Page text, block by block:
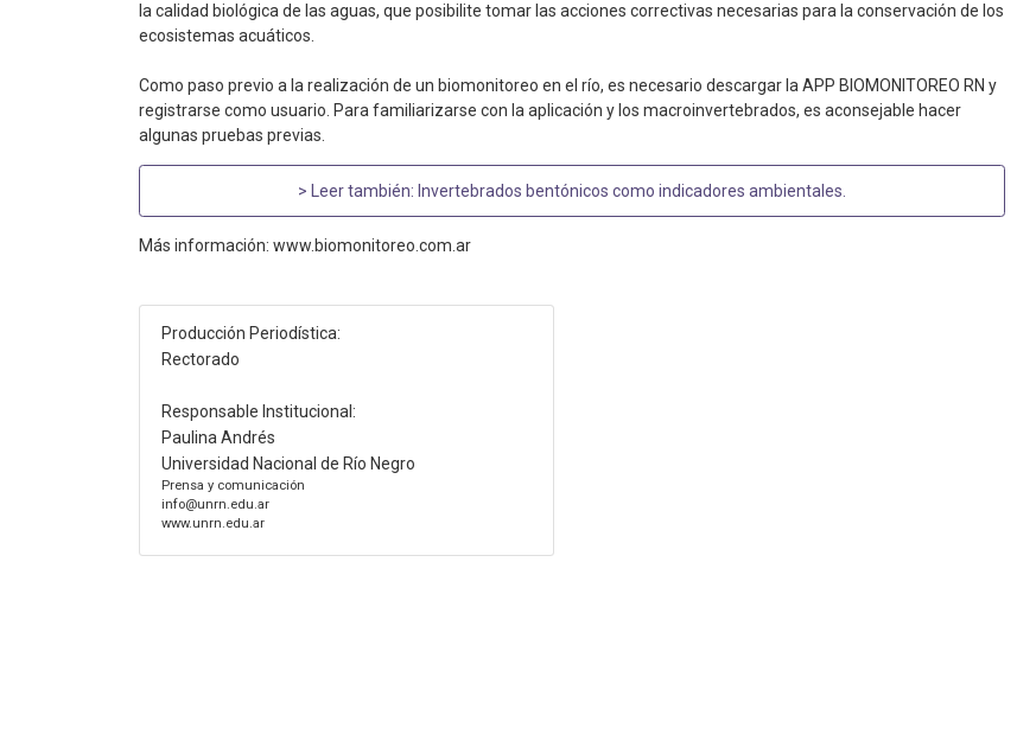
la calidad biológica de las aguas, que posibilite tomar las acciones correctivas necesarias para la conservación de los
ecosistemas acuáticos.
Como paso previo a la realización de un biomonitoreo en el río, es necesario descargar la APP BIOMONITOREO RN y
registrarse como usuario. Para familiarizarse con la aplicación y los macroinvertebrados, es aconsejable hacer
algunas pruebas previas.
> Leer también: Invertebrados bentónicos como indicadores ambientales
Más información: www.biomonitoreo.com.ar
Producción Periodística:
Rectorado
Responsable Institucional:
Paulina Andrés
Universidad Nacional de Río Negro
Prensa y comunicación
info@unrn.edu.ar
www.unrn.edu.ar